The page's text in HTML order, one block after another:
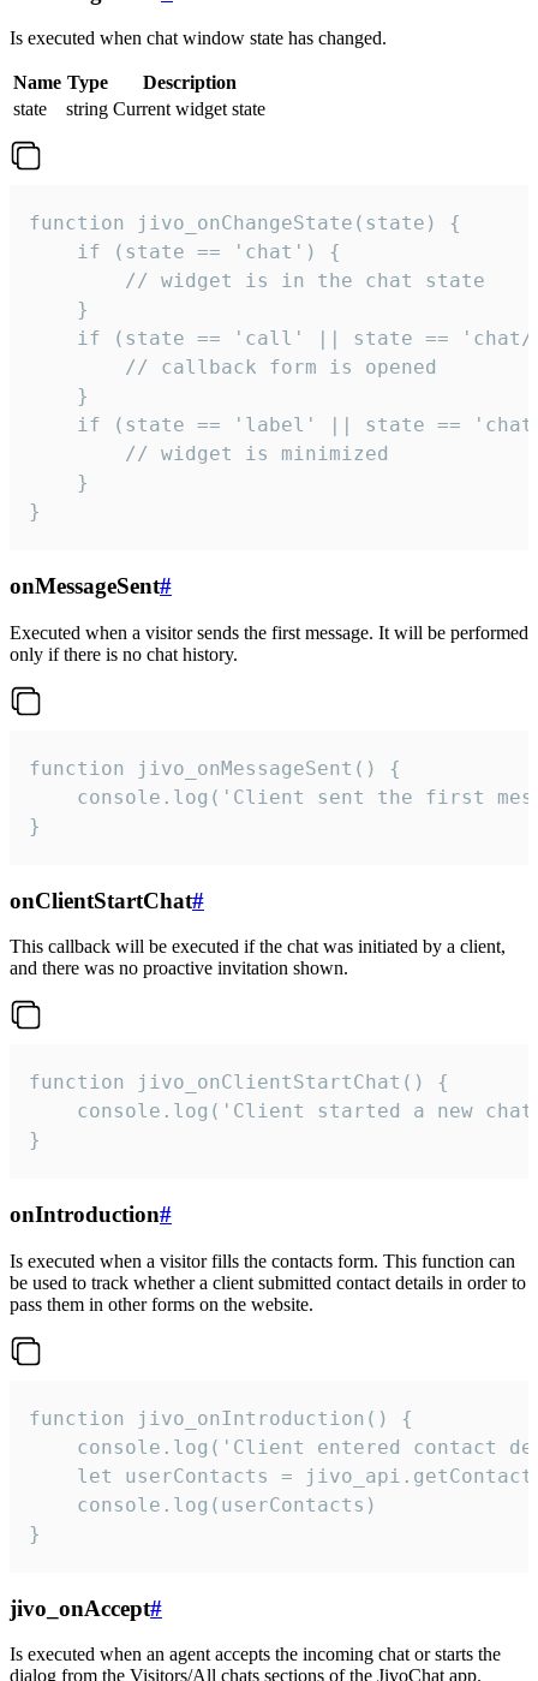
Is executed when chat window state has changed.
Name Type
Description
state
string Current widget state
function jivo_onChangeState(state) {
    if (state == 'chat') {
        // widget is in the chat state
    }
if (state == 'call' || state ==
        // callback form is opened
    }
if (state == 'label' || state ==
        // widget is minimized
    }
}
onMessageSent#
Executed when a visitor sends the first message. It will be performed
only if there is no chat history.
function jivo_onMessageSent() {
console.log('Client sent the first
}
onClientStartChat#
This callback will be executed if the chat was initiated by a client,
and there was no proactive invitation shown.
function jivo_onClientStartChat() {
console.log('Client started a new
}
onIntroduction#
Is executed when a visitor fills the contacts form. This function can
be used to track whether a client submitted contact details in order to
pass them in other forms on the website.
function jivo_onIntroduction() {
console.log('Client entered contact
let userContacts =
    console.log(userContacts)
}
jivo_onAccept#
Is executed when an agent accepts the incoming chat or starts the
dialog from the Visitors/All chats sections of the JivoChat app.